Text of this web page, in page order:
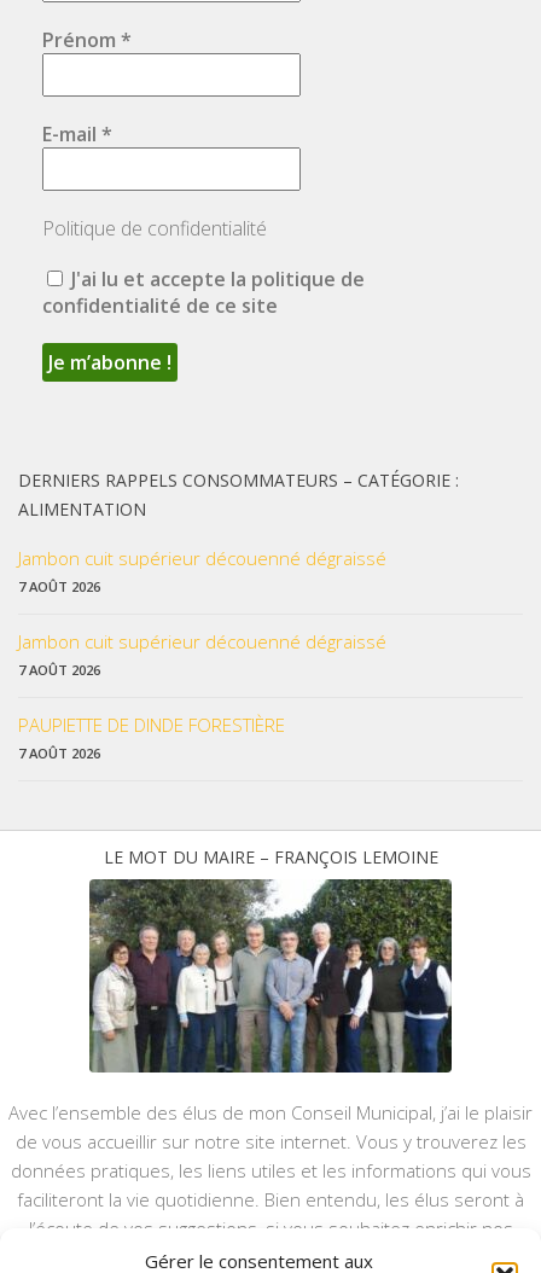
Gérer le consentement aux
Prénom *
E-mail *
Politique de confidentialité
J'ai lu et accepte la politique de
confidentialité de ce site
DERNIERS RAPPELS CONSOMMATEURS – CATÉGORIE :
ALIMENTATION
Jambon cuit supérieur découenné dégraissé
7 AOÛT 2026
Jambon cuit supérieur découenné dégraissé
7 AOÛT 2026
PAUPIETTE DE DINDE FORESTIÈRE
7 AOÛT 2026
LE MOT DU MAIRE – FRANÇOIS LEMOINE
Avec l’ensemble des élus de mon Conseil Municipal, j’ai le plaisir
de vous accueillir sur notre site internet. Vous y trouverez les
données pratiques, les liens utiles et les informations qui vous
faciliteront la vie quotidienne. Bien entendu, les élus seront à
l’écoute de vos suggestions, si vous souhaitez enrichir nos
rubriques ou nos informations.